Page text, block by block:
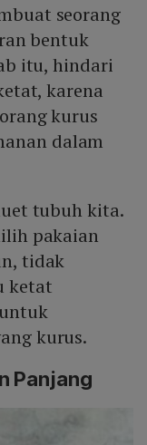
seorang
bentuk
itu, hindari
karena
kurus
dalam
tubuh kita.
pakaian
tidak
ketat
kurus.
Panjang